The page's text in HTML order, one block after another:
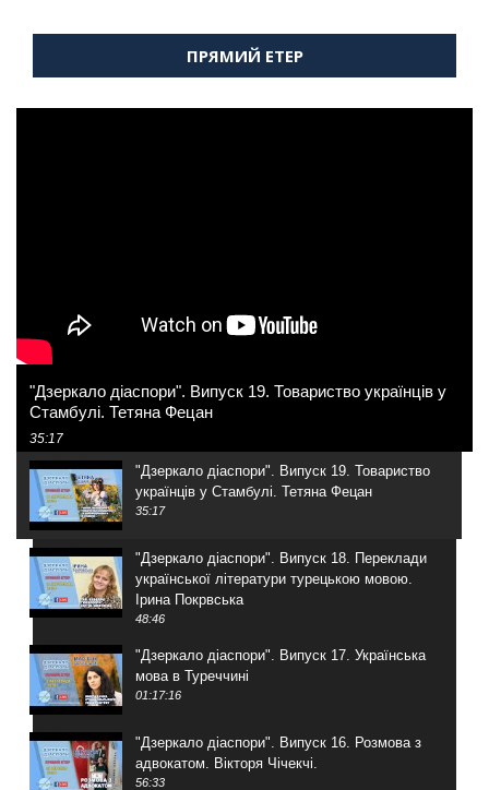
ПРЯМИЙ ЕТЕР
"Дзеркало діаспори". Випуск 19. Товариство українців у
Стамбулі. Тетяна Фецан
35:17
"Дзеркало діаспори". Випуск 19. Товариство
українців у Стамбулі. Тетяна Фецан
35:17
"Дзеркало діаспори". Випуск 18. Переклади
української літератури турецькою мовою.
Ірина Покрвська
48:46
"Дзеркало діаспори". Випуск 17. Українська
мова в Туреччині
01:17:16
"Дзеркало діаспори". Випуск 16. Розмова з
адвокатом. Вікторя Чічекчі.
56:33